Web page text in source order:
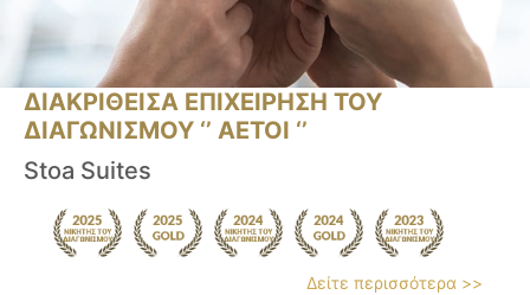
ΔΙΑΚΡΙΘΕΙΣΑ ΕΠΙΧΕΙΡΗΣΗ ΤΟΥ
ΔΙΑΓΩΝΙΣΜΟΥ ‘’ ΑΕΤΟΙ ‘’
Stoa Suites
Δείτε περισσότερα >>